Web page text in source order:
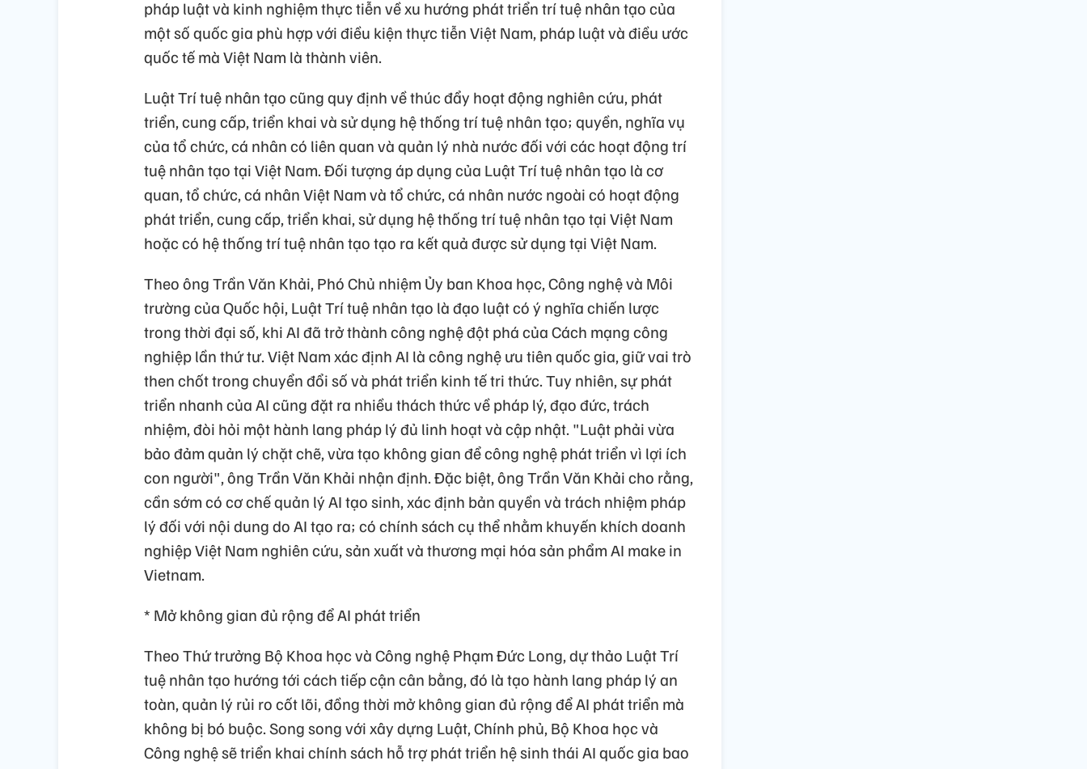
pháp luật và kinh nghiệm thực tiễn về xu hướng phát triển trí tuệ nhân tạo của
một số quốc gia phù hợp với điều kiện thực tiễn Việt Nam, pháp luật và điều ước
quốc tế mà Việt Nam là thành viên.
Luật Trí tuệ nhân tạo cũng quy định về thúc đẩy hoạt động nghiên cứu, phát
triển, cung cấp, triển khai và sử dụng hệ thống trí tuệ nhân tạo; quyền, nghĩa vụ
của tổ chức, cá nhân có liên quan và quản lý nhà nước đối với các hoạt động trí
tuệ nhân tạo tại Việt Nam. Đối tượng áp dụng của Luật Trí tuệ nhân tạo là cơ
quan, tổ chức, cá nhân Việt Nam và tổ chức, cá nhân nước ngoài có hoạt động
phát triển, cung cấp, triển khai, sử dụng hệ thống trí tuệ nhân tạo tại Việt Nam
hoặc có hệ thống trí tuệ nhân tạo tạo ra kết quả được sử dụng tại Việt Nam.
Theo ông Trần Văn Khải, Phó Chủ nhiệm Ủy ban Khoa học, Công nghệ và Môi
trường của Quốc hội, Luật Trí tuệ nhân tạo là đạo luật có ý nghĩa chiến lược
trong thời đại số, khi AI đã trở thành công nghệ đột phá của Cách mạng công
nghiệp lần thứ tư. Việt Nam xác định AI là công nghệ ưu tiên quốc gia, giữ vai trò
then chốt trong chuyển đổi số và phát triển kinh tế tri thức. Tuy nhiên, sự phát
triển nhanh của AI cũng đặt ra nhiều thách thức về pháp lý, đạo đức, trách
nhiệm, đòi hỏi một hành lang pháp lý đủ linh hoạt và cập nhật. "Luật phải vừa
bảo đảm quản lý chặt chẽ, vừa tạo không gian để công nghệ phát triển vì lợi ích
con người", ông Trần Văn Khải nhận định. Đặc biệt, ông Trần Văn Khải cho rằng,
cần sớm có cơ chế quản lý AI tạo sinh, xác định bản quyền và trách nhiệm pháp
lý đối với nội dung do AI tạo ra; có chính sách cụ thể nhằm khuyến khích doanh
nghiệp Việt Nam nghiên cứu, sản xuất và thương mại hóa sản phẩm AI make in
Vietnam.
* Mở không gian đủ rộng để AI phát triển
Theo Thứ trưởng Bộ Khoa học và Công nghệ Phạm Đức Long, dự thảo Luật Trí
tuệ nhân tạo hướng tới cách tiếp cận cân bằng, đó là tạo hành lang pháp lý an
toàn, quản lý rủi ro cốt lõi, đồng thời mở không gian đủ rộng để AI phát triển mà
không bị bó buộc. Song song với xây dựng Luật, Chính phủ, Bộ Khoa học và
Công nghệ sẽ triển khai chính sách hỗ trợ phát triển hệ sinh thái AI quốc gia bao